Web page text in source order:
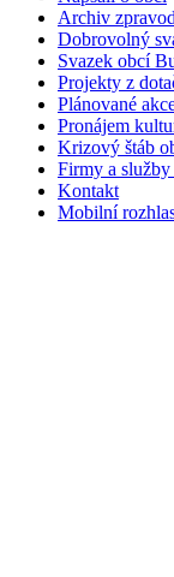
Archiv
Dobrovolný
Svazek obcí
Projekty z
Plánované
Pronájem
Krizový štáb
Firmy a
Kontakt
Mobilní